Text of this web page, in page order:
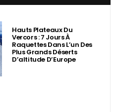
Hauts Plateaux Du
Vercors : 7 Jours À
Raquettes Dans L’un Des
Plus Grands Déserts
D’altitude D’Europe